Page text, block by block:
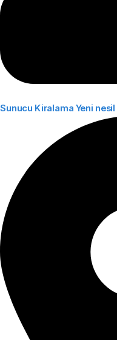
Sunucu Kiralama Yeni